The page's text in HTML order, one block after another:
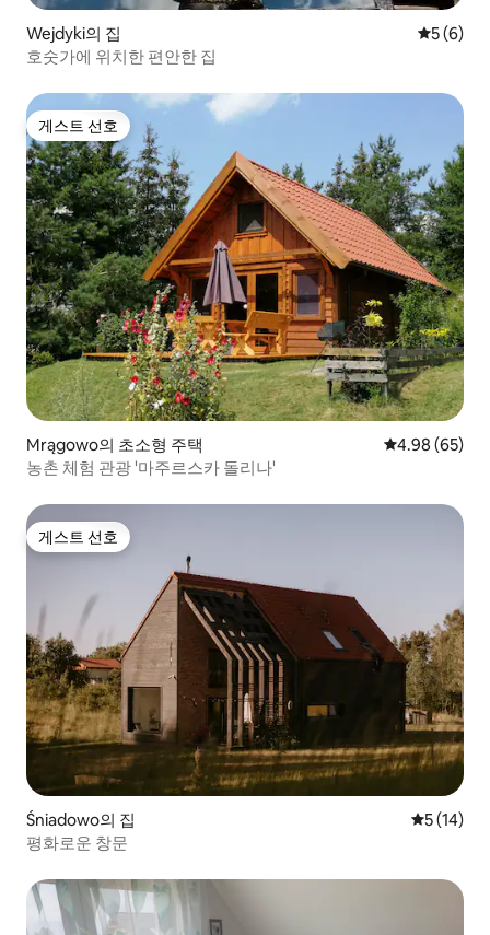
Wejdyki의 집 평점 5점
5 (6)
호숫가에 위치한 편안한 집
게스트 선호
게스트 선호
Mrągowo의 초소형 주택 평점 4.98점(5
4.98 (65)
농촌 체험 관광 '마주르스카 돌리나'
게스트 선호
게스트 선호
Śniadowo의 집 평점 5점
5 (14)
평화로운 창문